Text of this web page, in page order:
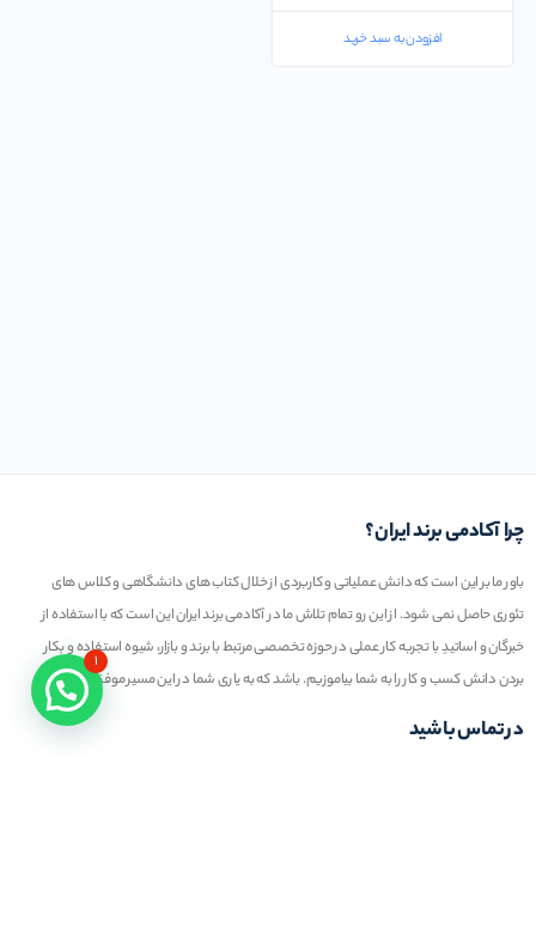
۵
افزودن به سبد خرید
چرا آکادمی برند ایران؟
باور ما بر این است که دانش عملیاتی و کاربردی از خلال کتاب های دانشگاهی و کلاس های
تئوری حاصل نمی شود. از این رو تمام تلاش ما در آکادمی برند ایران این است که با استفاده از
خبرگان و اساتیدِ با تجربه کار عملی در حوزه تخصصی مرتبط با برند و بازار، شیوه استفاده و بکار
بردن دانش کسب و کار را به شما بیاموزیم. باشد که به یاری شما در این مسیر موفق عمل کنیم
در تماس باشید
۱